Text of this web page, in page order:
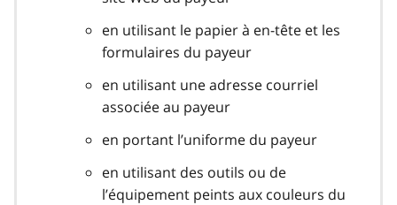
en utilisant le papier à en-tête et les
formulaires du payeur
en utilisant une adresse courriel
associée au payeur
en portant l’uniforme du payeur
en utilisant des outils ou de
l’équipement peints aux couleurs du